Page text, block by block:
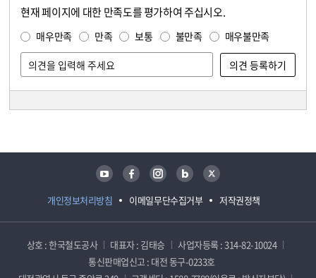
현재 페이지에 대한 만족도를 평가하여 주십시오.
매우만족 만족 보통 불만족 매우불만족
개인정보처리방침 이메일무단수집거부 저작권정책
유튜브 페이스북 인스타그램 블로그 트위터
상호 : 한국철도공사 대표자 : 김태승
사업자등록 : 314-82-10024
통신판매업신고 : 대전 동구-0233호